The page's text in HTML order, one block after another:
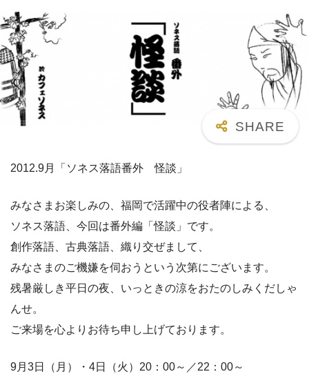
2012.9月「ソネス落語番外 怪談」
みなさまお楽しみの、福岡で活躍中の役者陣による、
ソネス落語、今回は番外編「怪談」です。
創作落語、古典落語、織り交ぜまして、
みなさまのご機嫌を伺おうという次第にございます。
残暑厳しき平日の夜、いっときの涼をおたのしみくだしゃ
んせ。
ご来場を心よりお待ち申し上げております。
9月3日（月）・4日（火）20：00～／22：00～